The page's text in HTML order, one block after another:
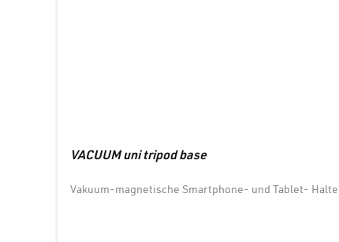
VACUUM uni tripod base
Vakuum-magnetische Smartphone- und Tablet-